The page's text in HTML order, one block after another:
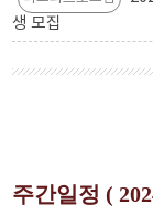
생 모집
주간일정 (